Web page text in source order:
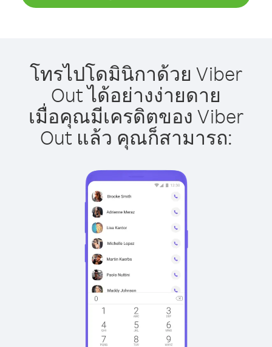
โทรไปโดมินิกาด้วย Viber
Out ได้อย่างง่ายดาย
เมื่อคุณมีเครดิตของ Viber
Out แล้ว คุณก็สามารถ: